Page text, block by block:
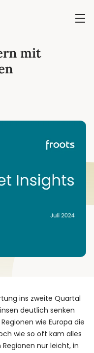
mit
ins zweite Quartal
deutlich senken
wie Europa die
wie so oft kam alles
nur leicht, in